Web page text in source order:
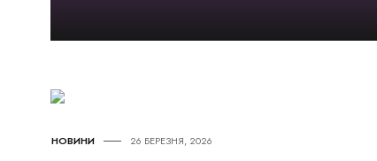
НОВИНИ 26 БЕРЕЗНЯ, 2026